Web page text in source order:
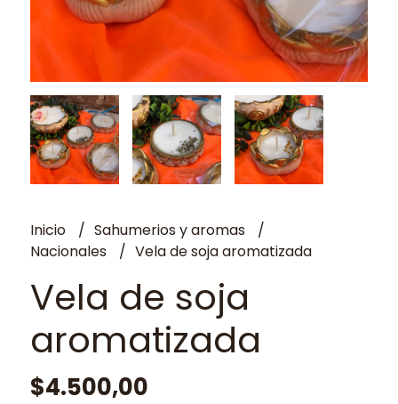
Inicio
Sahumerios y aromas
Nacionales
Vela de soja aromatizada
Vela de soja
aromatizada
$4.500,00